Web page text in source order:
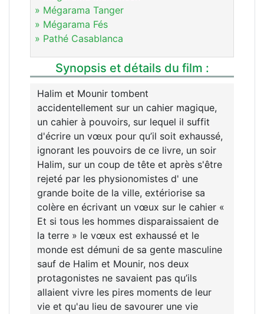
» Mégarama Tanger
» Mégarama Fés
» Pathé Casablanca
Synopsis et détails du film :
Halim et Mounir tombent
accidentellement sur un cahier magique,
un cahier à pouvoirs, sur lequel il suffit
d'écrire un vœux pour qu’il soit exhaussé,
ignorant les pouvoirs de ce livre, un soir
Halim, sur un coup de tête et après s'être
rejeté par les physionomistes d' une
grande boite de la ville, extériorise sa
colère en écrivant un vœux sur le cahier «
Et si tous les hommes disparaissaient de
la terre » le vœux est exhaussé et le
monde est démuni de sa gente masculine
sauf de Halim et Mounir, nos deux
protagonistes ne savaient pas qu’ils
allaient vivre les pires moments de leur
vie et qu'au lieu de savourer une vie